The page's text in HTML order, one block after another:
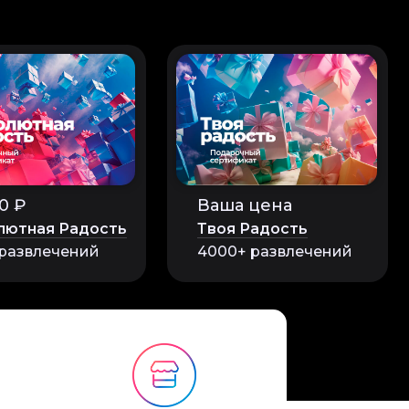
изготовления
мы даже смогли
для всех, кто
₽
Радость
Ваша цена
Твоя Радость
4000+ развлечений